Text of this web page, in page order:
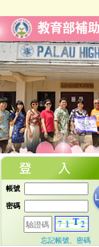
帳號
密碼
忘記帳號、密碼